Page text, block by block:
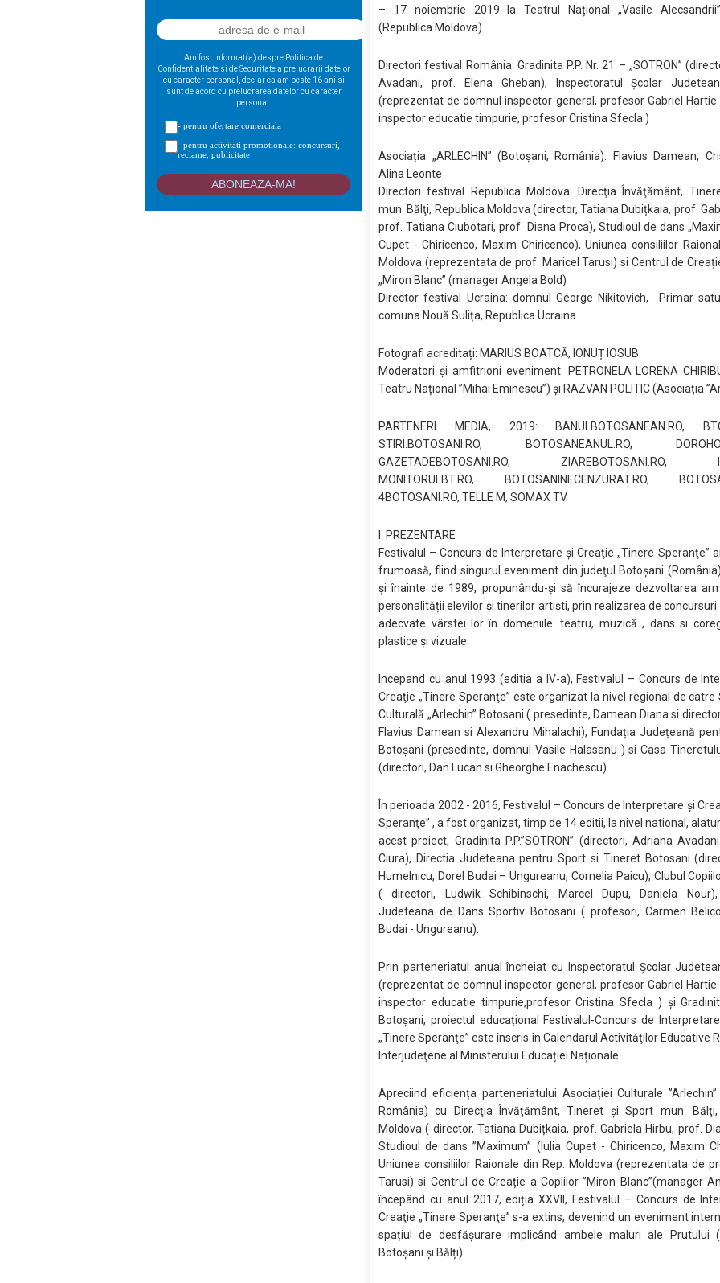
Am fost informat(a) despre Politica de
Confidentialitate si de Securitate a prelucrarii datelor
cu caracter personal, declar ca am peste 16 ani si
sunt de acord cu prelucrarea datelor cu caracter
personal:
- pentru ofertare comerciala
- pentru activitati promotionale: concursuri,
reclame, publicitate
– 17 noiembrie 2019 la Teatrul Național „Vasile
(Republica Moldova).
Directori festival România: Gradinita P.P. Nr. 21 – „SOTRON”
Avadani, prof. Elena Gheban); Inspectoratul Școlar
(reprezentat de domnul inspector general, profesor Gabriel Hartie
inspector educatie timpurie, profesor Cristina Sfecla )
Asociația „ARLECHIN” (Botoșani, România): Flavius Damean,
Alina Leonte
Directori festival Republica Moldova: Direcţia Învăţământ,
mun. Bălţi, Republica Moldova (director, Tatiana Dubițkaia, prof.
prof. Tatiana Ciubotari, prof. Diana Proca), Studioul de dans
Cupet - Chiricenco, Maxim Chiricenco), Uniunea consiliilor
Moldova (reprezentata de prof. Maricel Tarusi) si Centrul de
„Miron Blanc” (manager Angela Bold)
Director festival Ucraina: domnul George Nikitovich, Primar
comuna Nouă Sulița, Republica Ucraina.
Fotografi acreditați: MARIUS BOATCĂ, IONUȚ IOSUB
Moderatori și amfitrioni eveniment: PETRONELA LORENA
Teatru Național ”Mihai Eminescu”) și RAZVAN POLITIC (Asociația
PARTENERI MEDIA, 2019: BANULBOTOSANEAN.RO,
STIRI.BOTOSANI.RO, BOTOSANEANUL.RO,
GAZETADEBOTOSANI.RO, ZIAREBOTOSANI.RO,
MONITORULBT.RO, BOTOSANINECENZURAT.RO,
4BOTOSANI.RO, TELLE M, SOMAX TV.
I. PREZENTARE
Festivalul – Concurs de Interpretare şi Creaţie „Tinere Speranţe”
frumoasă, fiind singurul eveniment din judeţul Botoşani
şi înainte de 1989, propunându-și să încurajeze dezvoltarea
personalității elevilor și tinerilor artiști, prin realizarea de
adecvate vârstei lor în domeniile: teatru, muzică , dans si
plastice și vizuale.
Incepand cu anul 1993 (editia a IV-a), Festivalul – Concurs de
Creaţie „Tinere Speranţe” este organizat la nivel regional de catre
Culturală „Arlechin” Botosani ( presedinte, Damean Diana si
Flavius Damean si Alexandru Mihalachi), Fundația Județeană
Botoșani (presedinte, domnul Vasile Halasanu ) si Casa
(directori, Dan Lucan si Gheorghe Enachescu).
În perioada 2002 - 2016, Festivalul – Concurs de Interpretare şi
Speranţe” , a fost organizat, timp de 14 editii, la nivel national,
acest proiect, Gradinita P.P.”SOTRON” (directori, Adriana
Ciura), Directia Judeteana pentru Sport si Tineret Botosani
Humelnicu, Dorel Budai – Ungureanu, Cornelia Paicu), Clubul
( directori, Ludwik Schibinschi, Marcel Dupu, Daniela
Judeteana de Dans Sportiv Botosani ( profesori, Carmen
Budai - Ungureanu).
Prin parteneriatul anual încheiat cu Inspectoratul Școlar
(reprezentat de domnul inspector general, profesor Gabriel Hartie
inspector educatie timpurie,profesor Cristina Sfecla ) și
Botoșani, proiectul educațional Festivalul-Concurs de
„Tinere Speranţe” este înscris în Calendarul Activităţilor Educative
Interjudeţene al Ministerului Educației Naționale.
Apreciind eficiența parteneriatului Asociației Culturale ”Arlechin”
România) cu Direcţia Învăţământ, Tineret şi Sport mun. Bălţi,
Moldova ( director, Tatiana Dubițkaia, prof. Gabriela Hirbu, prof.
Studioul de dans ”Maximum” (Iulia Cupet - Chiricenco, Maxim
Uniunea consiliilor Raionale din Rep. Moldova (reprezentata de
Tarusi) si Centrul de Creație a Copiilor ”Miron Blanc”(manager
începând cu anul 2017, ediția XXVII, Festivalul – Concurs de
Creaţie „Tinere Speranţe” s-a extins, devenind un eveniment
spațiul de desfășurare implicând ambele maluri ale Prutului
Botoșani și Bălți).